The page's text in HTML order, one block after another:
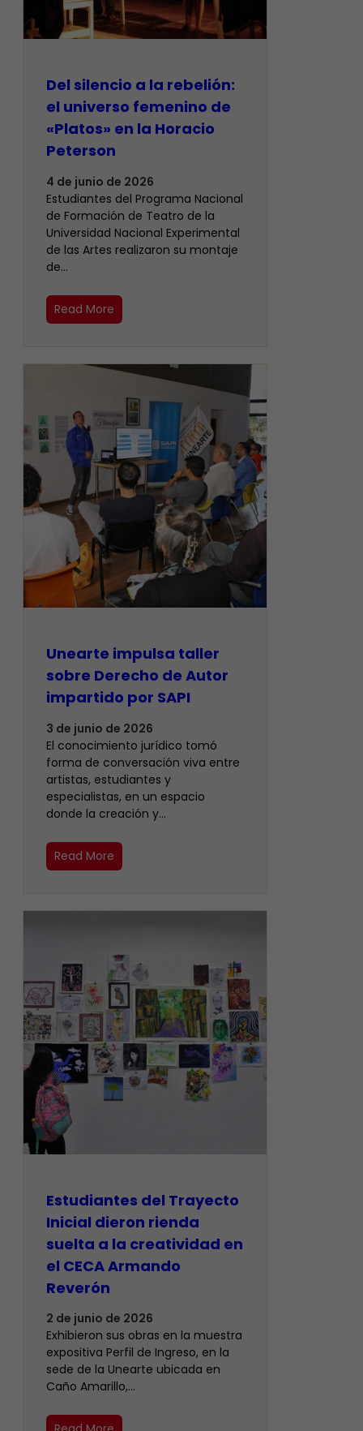
Del silencio a la rebelión:
el universo femenino de
«Platos» en la Horacio
Peterson
4 de junio de 2026
Estudiantes del Programa Nacional
de Formación de Teatro de la
Universidad Nacional Experimental
de las Artes realizaron su montaje
de…
Read More
Unearte impulsa taller
sobre Derecho de Autor
impartido por SAPI
3 de junio de 2026
El conocimiento jurídico tomó
forma de conversación viva entre
artistas, estudiantes y
especialistas, en un espacio
donde la creación y…
Read More
Estudiantes del Trayecto
Inicial dieron rienda
suelta a la creatividad en
el CECA Armando
Reverón
2 de junio de 2026
Exhibieron sus obras en la muestra
expositiva Perfil de Ingreso, en la
sede de la Unearte ubicada en
Caño Amarillo,…